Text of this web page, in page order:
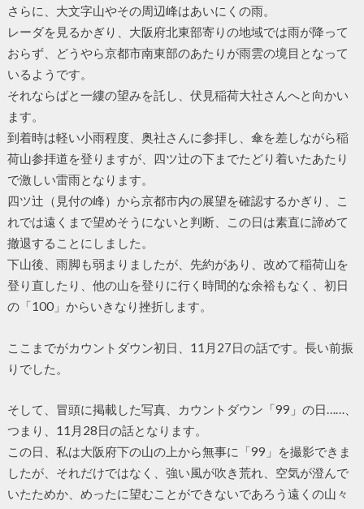
さらに、大文字山やその周辺峰はあいにくの雨。
レーダを見るかぎり、大阪府北東部寄りの地域では雨が降って
おらず、どうやら京都市南東部のあたりが雨雲の境目となって
いるようです。
それならばと一縷の望みを託し、伏見稲荷大社さんへと向かい
ます。
到着時は軽い小雨程度、奥社さんに参拝し、傘を差しながら稲
荷山参拝道を登りますが、四ツ辻の下までたどり着いたあたり
で激しい雷雨となります。
四ツ辻（見付の峰）から京都市内の展望を確認するかぎり、こ
れでは遠くまで望めそうにないと判断、この日は素直に諦めて
撤退することにしました。
下山後、雨脚も弱まりましたが、先約があり、改めて稲荷山を
登り直したり、他の山を登りに行く時間的な余裕もなく、初日
の「100」からいきなり挫折します。
ここまでがカウントダウン初日、11月27日の話です。長い前振
りでした。
そして、冒頭に掲載した写真、カウントダウン「99」の日……、
つまり、11月28日の話となります。
この日、私は大阪府下の山の上から無事に「99」を撮影できま
したが、それだけではなく、強い風が吹き荒れ、空気が澄んで
いたためか、めったに望むことができないであろう遠くの山々